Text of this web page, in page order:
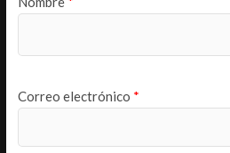
Correo electrónico *